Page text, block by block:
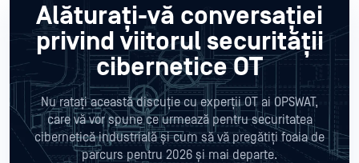
Alăturați-vă conversației
privind viitorul securității
cibernetice OT
Nu ratați această discuție cu experții OT ai OPSWAT,
care vă vor spune ce urmează pentru securitatea
cibernetică industrială și cum să vă pregătiți foaia de
parcurs pentru 2026 și mai departe.